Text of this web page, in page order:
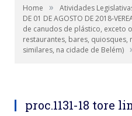
Home » Atividades
DE 01 DE AGOSTO DE 2018-
de canudos de plástico, exceto
restaurantes, bares,
similares, na cidade de Belém)
proc.1131-18 tore